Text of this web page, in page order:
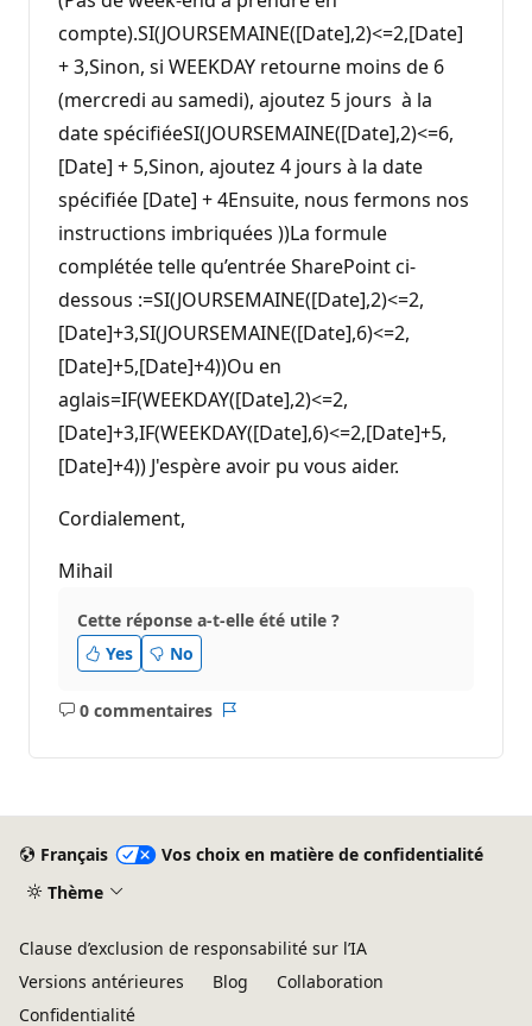
compte).SI(JOURSEMAINE([Date],2)<=2,[Date]
+ 3,Sinon, si WEEKDAY retourne moins de 6
(mercredi au samedi), ajoutez 5 jours à la
date spécifiéeSI(JOURSEMAINE([Date],2)<=6,
[Date] + 5,Sinon, ajoutez 4 jours à la date
spécifiée [Date] + 4Ensuite, nous fermons nos
instructions imbriquées ))La formule
complétée telle qu’entrée SharePoint ci-
dessous :=SI(JOURSEMAINE([Date],2)<=2,
[Date]+3,SI(JOURSEMAINE([Date],6)<=2,
[Date]+5,[Date]+4))Ou en
aglais=IF(WEEKDAY([Date],2)<=2,
[Date]+3,IF(WEEKDAY([Date],6)<=2,[Date]+5,
[Date]+4)) J'espère avoir pu vous aider.
Cordialement,
Mihail
Cette réponse a-t-elle été utile ?
Yes
No
0 commentaires
Aucun
Français
Vos choix en matière de confidentialité
Thème
Clause d’exclusion de responsabilité sur l’IA
Versions antérieures
Blog
Collaboration
Confidentialité